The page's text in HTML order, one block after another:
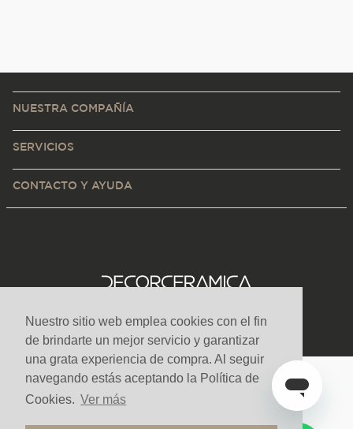
Nuestro sitio web emplea cookies con el fin
de brindarte un mejor servicio y garantizar
una grata experiencia de compra. Al seguir
navegando estás aceptando la Política de
Cookies. Ver más
NUESTRA COMPAÑÍA
SERVICIOS
CONTACTO Y AYUDA
Medios de pago y sitio seguro